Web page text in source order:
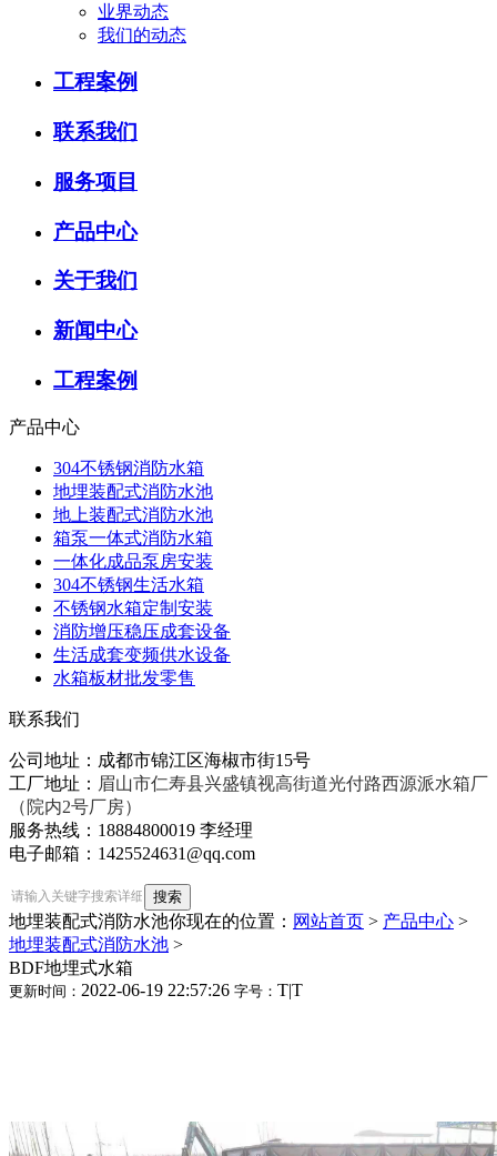
业界动态
我们的动态
工程案例
联系我们
服务项目
产品中心
关于我们
新闻中心
工程案例
产品中心
304不锈钢消防水箱
地埋装配式消防水池
地上装配式消防水池
箱泵一体式消防水箱
一体化成品泵房安装
304不锈钢生活水箱
不锈钢水箱定制安装
消防增压稳压成套设备
生活成套变频供水设备
水箱板材批发零售
联系我们
公司地址：成都市锦江区海椒市街15号
工厂地址： 眉山市仁寿县兴盛镇视高街道光付路西源派水箱厂
（院内2号厂房）
服务热线：18884800019 李经理
电子邮箱：1425524631@qq.com
地埋装配式消防水池你现在的位置： 网站首页 > 产品中心 >
地埋装配式消防水池 >
BDF地埋式水箱
更新时间： 2022-06-19 22:57:26 字号： T|T